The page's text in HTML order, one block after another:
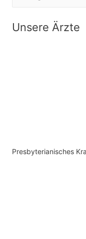
tUnsere Ärzte
Presbyterianisches